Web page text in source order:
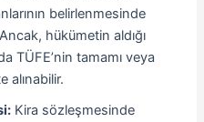
belirlenmesinde
hükümetin aldığı
TÜFE’nin tamamı veya
alınabilir.
Kira sözleşmesinde